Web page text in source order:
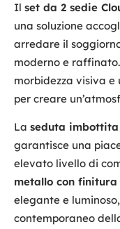
Il set da 2 sedie
una soluzione
arredare il
moderno e
morbidezza visiva
per creare
La seduta imbottita
garantisce una
elevato livello di
metallo con
elegante e
contemporaneo